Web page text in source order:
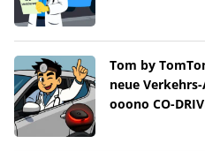
Tom by
neue
ooono CO-